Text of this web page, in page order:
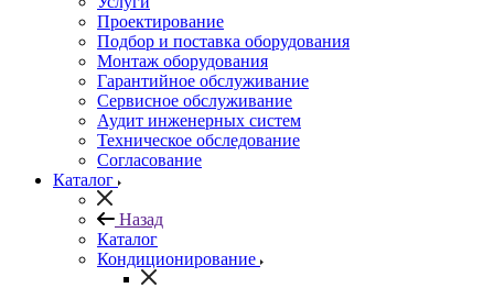
Проектирование
Подбор и поставка оборудования
Монтаж оборудования
Гарантийное обслуживание
Сервисное обслуживание
Аудит инженерных систем
Техническое обследование
Согласование
Каталог
Назад
Каталог
Кондиционирование